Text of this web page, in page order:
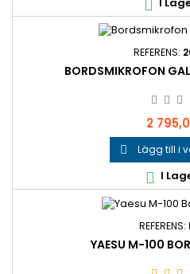
REFERENS:
BORDSMIKROFON
Pris
2
 Lägg till i
 I
REFERENS:
YAESU M-100